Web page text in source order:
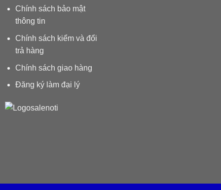
Chính sách bảo mật
thông tin
Chính sách kiểm và đổi
trả hàng
Chính sách giao hàng
Đăng ký làm đại lý